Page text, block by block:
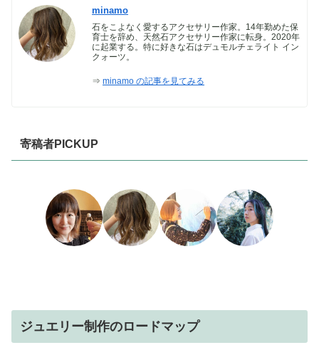
minamo
石をこよなく愛するアクセサリー作家。14年勤めた保
育士を辞め、天然石アクセサリー作家に転身。2020年
に起業する。特に好きな石はデュモルチェライト イン
クォーツ。
⇒minamo の記事を見てみる
寄稿者PICKUP
ジュエリー制作のロードマップ